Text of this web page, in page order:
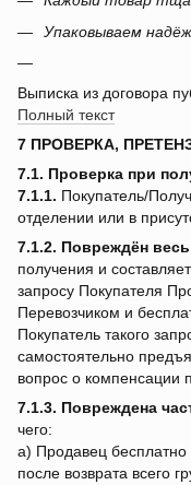
Упаковываем
Выписка из договора
Полный текст
7 ПРОВЕРКА,
7.1. Проверка при
7.1.1. Покупатель/
отделении или в
7.1.2. Повреждён весь
получения и
запросу Покупателя
Перевозчиком и
Покупатель такого
самостоятельно
вопрос о компенсации
7.1.3. Повреждена
чего:
a) Продавец
после возврата всего